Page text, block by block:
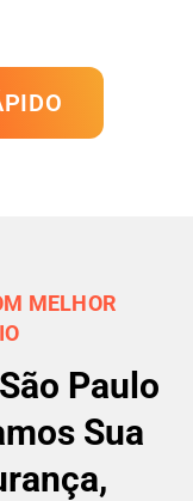
MELHOR
Paulo
Sua